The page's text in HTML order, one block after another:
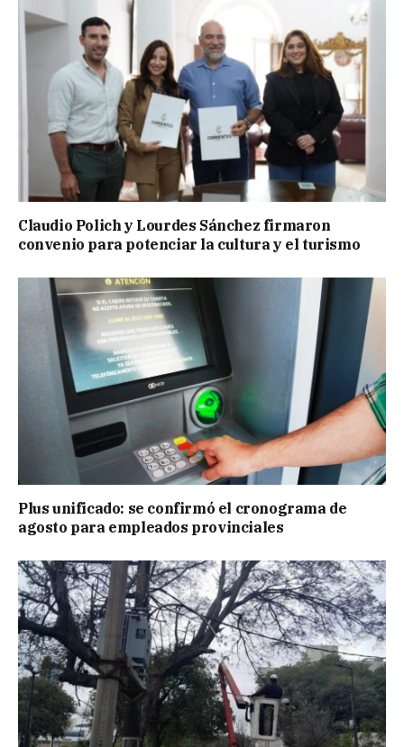
Claudio Polich y Lourdes Sánchez firmaron
convenio para potenciar la cultura y el turismo
Plus unificado: se confirmó el cronograma de
agosto para empleados provinciales